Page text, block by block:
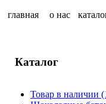
главная о нас
Каталог
Товар в наличии